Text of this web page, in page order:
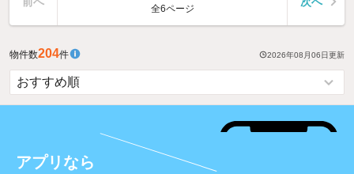
全6ページ
物件数204件 2026年08月06日更新
アプリなら